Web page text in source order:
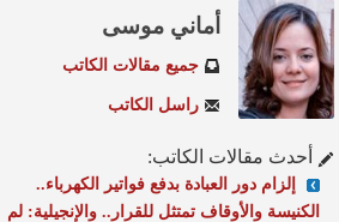
أماني موسى
جميع مقالات الكاتب
راسل الكاتب
أحدث مقالات الكاتب:
إلزام دور العبادة بدفع فواتير الكهرباء..
الكنيسة والأوقاف تمتثل للقرار.. والإنجيلية: لم